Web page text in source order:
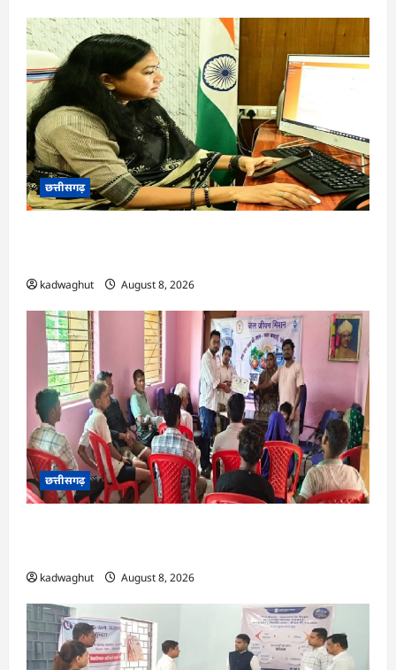
छत्तीसगढ़
kadwaghut August 8, 2026
छत्तीसगढ़
kadwaghut August 8, 2026